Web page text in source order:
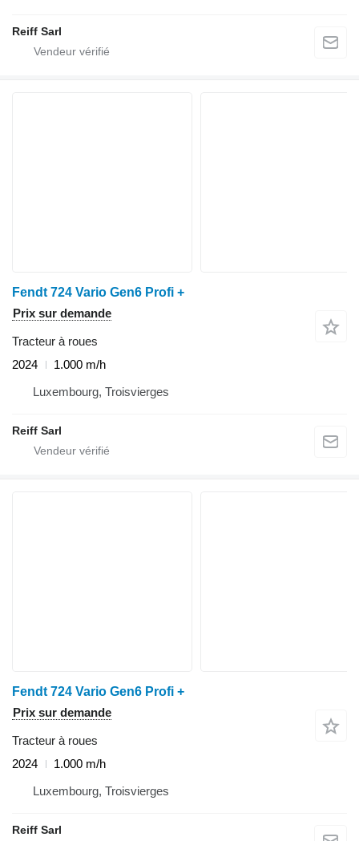
Reiff Sarl
Fendt 724 Vario Gen6 Profi +
Prix sur demande
Tracteur à roues
2024
1.000 m/h
Luxembourg, Troisvierges
Reiff Sarl
Fendt 724 Vario Gen6 Profi +
Prix sur demande
Tracteur à roues
2024
1.000 m/h
Luxembourg, Troisvierges
Reiff Sarl